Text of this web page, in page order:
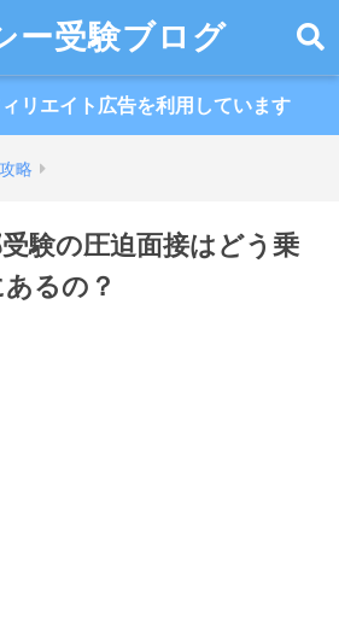
ー受験ブログ
リエイト広告を利用しています
略
受験の圧迫面接はどう乗
るの？